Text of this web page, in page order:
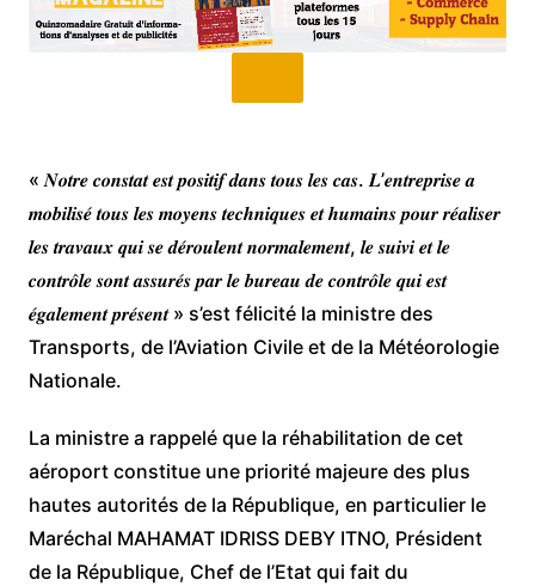
« 𝑵𝒐𝒕𝒓𝒆 𝒄𝒐𝒏𝒔𝒕𝒂𝒕 𝒆𝒔𝒕 𝒑𝒐𝒔𝒊𝒕𝒊𝒇 𝒅𝒂𝒏𝒔 𝒕𝒐𝒖𝒔 𝒍𝒆𝒔 𝒄𝒂𝒔. 𝑳’𝒆𝒏𝒕𝒓𝒆𝒑𝒓𝒊𝒔𝒆 𝒂
𝒎𝒐𝒃𝒊𝒍𝒊𝒔𝒆́ 𝒕𝒐𝒖𝒔 𝒍𝒆𝒔 𝒎𝒐𝒚𝒆𝒏𝒔 𝒕𝒆𝒄𝒉𝒏𝒊𝒒𝒖𝒆𝒔 𝒆𝒕 𝒉𝒖𝒎𝒂𝒊𝒏𝒔 𝒑𝒐𝒖𝒓 𝒓𝒆́𝒂𝒍𝒊𝒔𝒆𝒓
𝒍𝒆𝒔 𝒕𝒓𝒂𝒗𝒂𝒖𝒙 𝒒𝒖𝒊 𝒔𝒆 𝒅𝒆́𝒓𝒐𝒖𝒍𝒆𝒏𝒕 𝒏𝒐𝒓𝒎𝒂𝒍𝒆𝒎𝒆𝒏𝒕, 𝒍𝒆 𝒔𝒖𝒊𝒗𝒊 𝒆𝒕 𝒍𝒆
𝒄𝒐𝒏𝒕𝒓𝒐̂𝒍𝒆 𝒔𝒐𝒏𝒕 𝒂𝒔𝒔𝒖𝒓𝒆́𝒔 𝒑𝒂𝒓 𝒍𝒆 𝒃𝒖𝒓𝒆𝒂𝒖 𝒅𝒆 𝒄𝒐𝒏𝒕𝒓𝒐̂𝒍𝒆 𝒒𝒖𝒊 𝒆𝒔𝒕
𝒆́𝒈𝒂𝒍𝒆𝒎𝒆𝒏𝒕 𝒑𝒓𝒆́𝒔𝒆𝒏𝒕 » s’est félicité la ministre des
Transports, de l’Aviation Civile et de la Météorologie
Nationale.
La ministre a rappelé que la réhabilitation de cet
aéroport constitue une priorité majeure des plus
hautes autorités de la République, en particulier le
Maréchal MAHAMAT IDRISS DEBY ITNO, Président
de la République, Chef de l’Etat qui fait du